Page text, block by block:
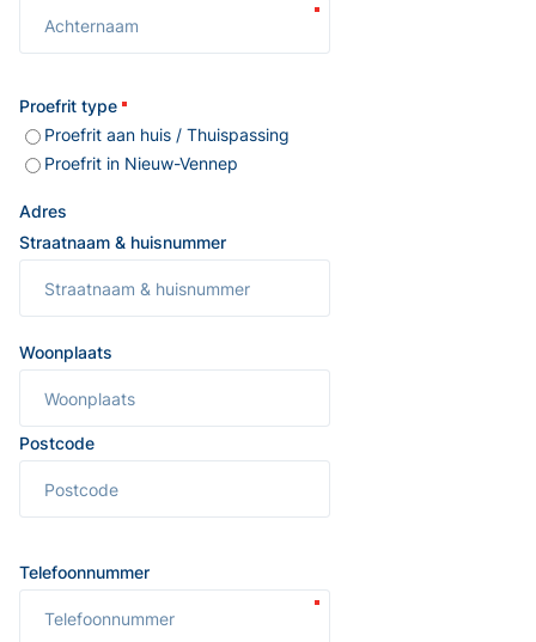
Proefrit type
Proefrit aan huis / Thuispassing
Proefrit in Nieuw-Vennep
Adres
Straatnaam & huisnummer
Woonplaats
Postcode
Telefoonnummer